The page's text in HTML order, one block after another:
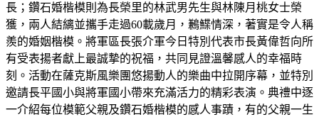
長；鑽石婚楷模則為長榮里的林武男先生與林陳月桃女士榮
獲，兩人結縭並攜手走過60載歲月，鶼鰈情深，著實是令人稱
羨的婚姻楷模。將軍區長張介軍今日特別代表市長黃偉哲向所
有受表揚者獻上最誠摯的祝福，共同見證溫馨感人的幸福時
刻。活動在薩克斯風樂團悠揚動人的樂曲中拉開序幕，並特別
邀請長平國小與將軍國小帶來充滿活力的精彩表演。典禮中逐
一介紹每位模範父親及鑽石婚楷模的感人事蹟，有的父親一生